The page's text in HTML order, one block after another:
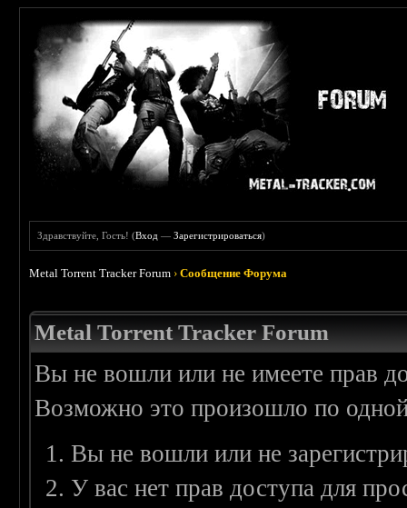
Здравствуйте, Гость! (Вход —Зарегистрироваться)
Metal Torrent Tracker Forum ›Сообщение Форума
Metal Torrent Tracker Forum
Вы не вошли или не имеете прав
Возможно это произошло по
Вы не вошли или не
У вас нет прав доступа для